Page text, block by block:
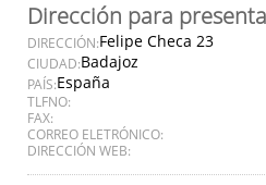
Dirección para
DIRECCIÓN:Felipe Checa 23
CIUDAD:Badajoz
PAÍS:España
TLFNO:
FAX:
CORREO ELETRÓNICO:
DIRECCIÓN WEB: